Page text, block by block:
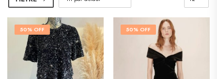
50% OFF 50% OFF